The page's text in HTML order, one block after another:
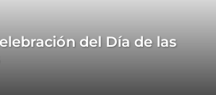
del Día de las